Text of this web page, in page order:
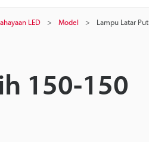
LED Model Lampu Latar
150-150